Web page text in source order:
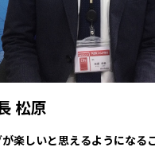
松原
楽しいと思えるようになる